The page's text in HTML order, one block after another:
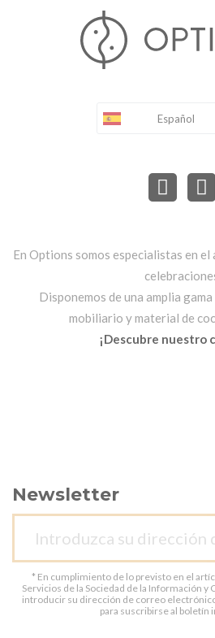
Español
En Options somos especialistas en
Disponemos de una amplia
mobiliario y material de
¡Descubre nuestro
Newsletter
* En cumplimiento de lo previsto en el
Servicios de la Sociedad de la Información y
introducir su dirección de correo
para suscribirse al boletín